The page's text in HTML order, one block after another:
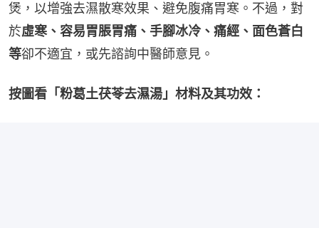
煲，以增強去濕散寒效果、避免腹痛胃寒。不過，對
於虛寒、容易胃脹胃痛、手腳冰冷、痛經、面色蒼白
等卻不適宜，或先諮詢中醫師意見。
按圖看「粉葛土茯苓去濕湯」材料及其功效：